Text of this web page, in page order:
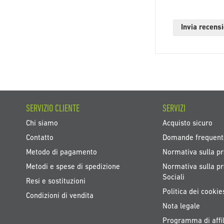
Invia
SERVIZIO CLIENTE
Chi siamo
Contatto
Metodo di pagamento
Metodi e spese di spedizione
Resi e sostituzioni
Condizioni di vendita
SERVIZI
Acquisto sicuro
Domande
Normativa sulla
Normativa sulla
Sociali
Politica dei
Nota legale
Programma di